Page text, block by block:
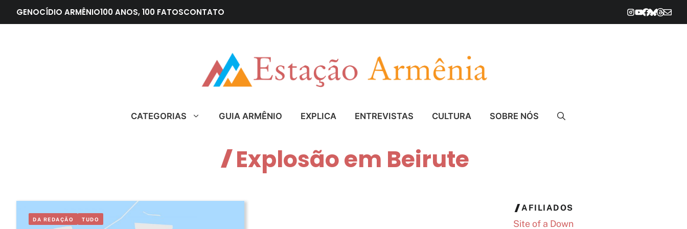
para
GENOCÍDIO ARMÊNIO100 ANOS, 100 FATOSCONTATO
CATEGORIAS GUIA ARMÊNIO EXPLICA ENTREVISTAS CULTURA SOBRE NÓS
Explosão em Beirute
DA REDAÇÃO TUDO
AFILIADOS
Site of a Down